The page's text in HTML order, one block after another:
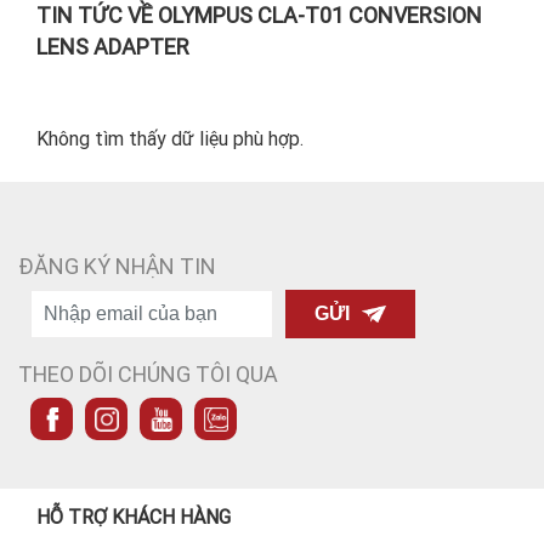
TIN TỨC VỀ OLYMPUS CLA-T01 CONVERSION
LENS ADAPTER
Không tìm thấy dữ liệu phù hợp.
ĐĂNG KÝ NHẬN TIN
GỬI
THEO DÕI CHÚNG TÔI QUA
HỖ TRỢ KHÁCH HÀNG